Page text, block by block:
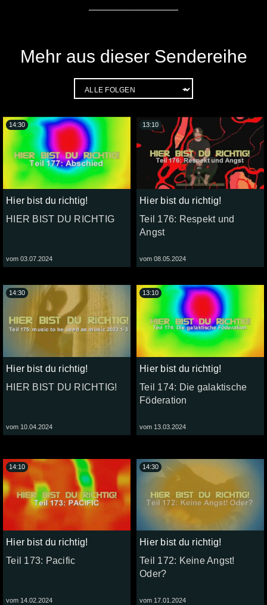
Mehr aus dieser Sendereihe
Hier bist du richtig!
HIER BIST DU RICHTIG
vom 03.07.2024
14:30
Hier bist du richtig!
Teil 176: Respekt und
Angst
vom 08.05.2024
13:10
Hier bist du richtig!
HIER BIST DU RICHTIG!
vom 10.04.2024
14:30
Hier bist du richtig!
Teil 174: Die galaktische
Föderation
vom 13.03.2024
13:10
Hier bist du richtig!
Teil 173: Pacific
vom 14.02.2024
14:10
Hier bist du richtig!
Teil 172: Keine Angst!
Oder?
vom 17.01.2024
14:30